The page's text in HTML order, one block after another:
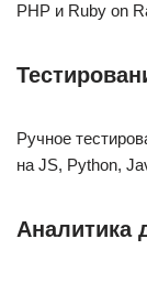
PHP и Ruby on
Ручное
на JS, Python,
Аналитика